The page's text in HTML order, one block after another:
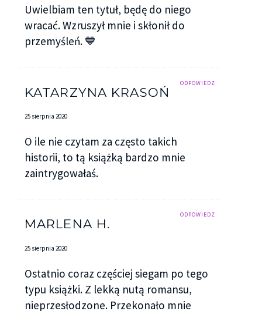
Uwielbiam ten tytuł, będę do niego
wracać. Wzruszył mnie i skłonił do
przemyśleń. 💙
ODPOWIEDZ
KATARZYNA KRASOŃ
25 sierpnia 2020
O ile nie czytam za często takich
historii, to tą książką bardzo mnie
zaintrygowałaś.
ODPOWIEDZ
MARLENA H.
25 sierpnia 2020
Ostatnio coraz częściej siegam po tego
typu książki. Z lekką nutą romansu,
nieprzesłodzone. Przekonało mnie